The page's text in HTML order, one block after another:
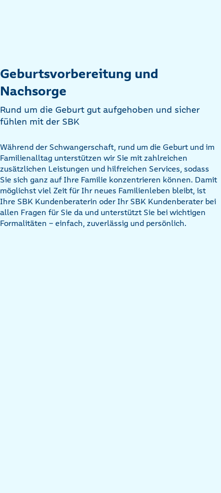
Geburtsvorbereitung und
Nachsorge
Rund um die Geburt gut aufgehoben und sicher
fühlen mit der SBK
Während der Schwangerschaft, rund um die Geburt und im
Familienalltag unterstützen wir Sie mit zahlreichen
zusätzlichen Leistungen und hilfreichen Services, sodass
Sie sich ganz auf Ihre Familie konzentrieren können. Damit
möglichst viel Zeit für Ihr neues Familienleben bleibt, ist
Ihre SBK Kundenberaterin oder Ihr SBK Kundenberater bei
allen Fragen für Sie da und unterstützt Sie bei wichtigen
Formalitäten – einfach, zuverlässig und persönlich.